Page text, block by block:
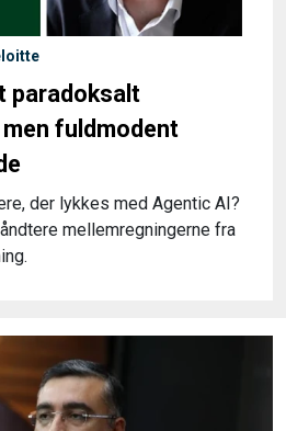
paradoksalt
fuldmodent
der lykkes med Agentic AI?
mellemregningerne fra